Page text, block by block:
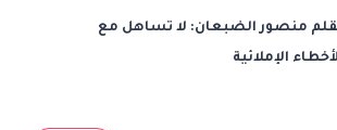
منصور الضبعان: لا تساهل مع
الإملائية